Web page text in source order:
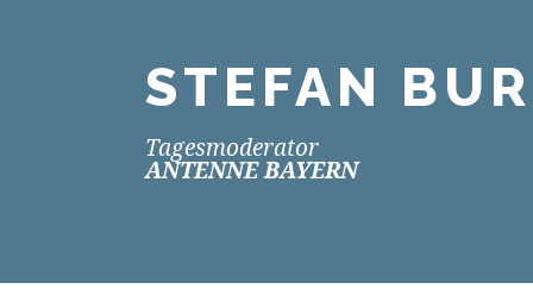
STEFAN
Tagesmoderator
ANTENNE BAYERN